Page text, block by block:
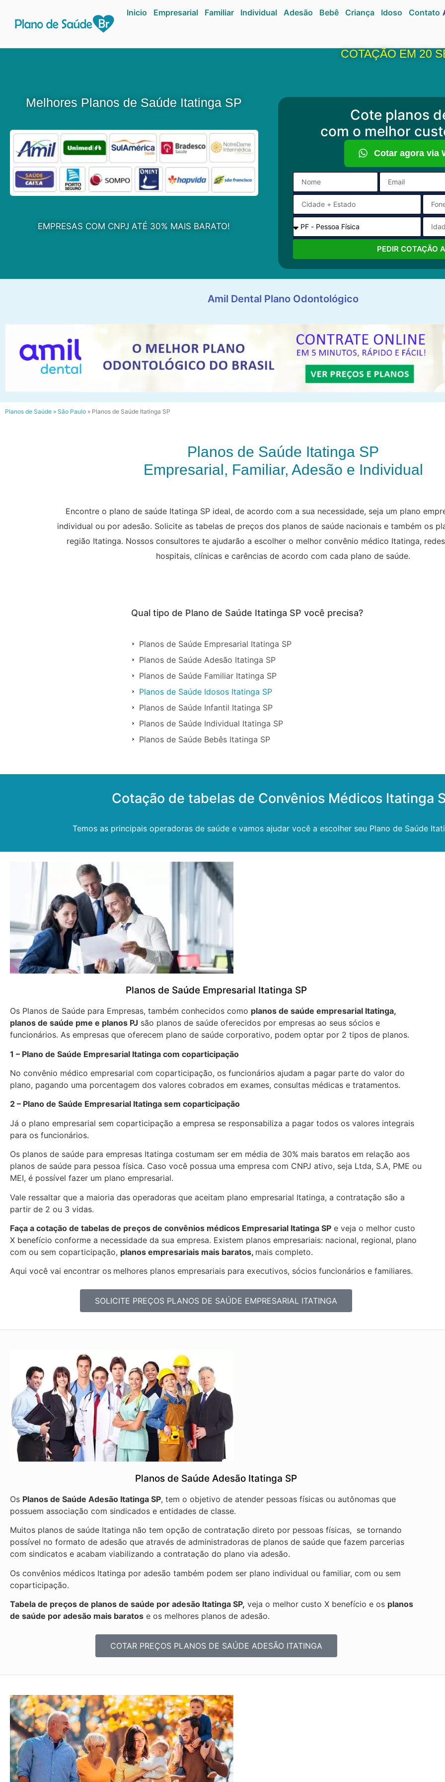
Inicio Empresarial Familiar Individual Adesão Bebê Criança Idoso Contato
Melhores Planos de Saúde Itatinga SP
EMPRESAS COM CNPJ ATÉ 30% MAIS BARATO!
COTAÇÃO EM 20
Cote planos
com o melhor
Cotar agora via
PEDIR COTAÇÃO
Amil Dental Plano Odontológico
Planos de Saúde » São Paulo » Planos de Saúde Itatinga SP
Planos de Saúde Itatinga SP
Empresarial, Familiar, Adesão e Individual
Encontre o plano de saúde Itatinga SP ideal, de acordo com a sua necessidade, seja um plano
individual ou por adesão. Solicite as tabelas de preços dos planos de saúde nacionais e também os
região Itatinga. Nossos consultores te ajudarão a escolher o melhor convênio médico Itatinga,
hospitais, clínicas e carências de acordo com cada plano de saúde.
Qual tipo de Plano de Saúde Itatinga SP você precisa?
Planos de Saúde Empresarial Itatinga SP
Planos de Saúde Adesão Itatinga SP
Planos de Saúde Familiar Itatinga SP
Planos de Saúde Idosos Itatinga SP
Planos de Saúde Infantil Itatinga SP
Planos de Saúde Individual Itatinga SP
Planos de Saúde Bebês Itatinga SP
Cotação de tabelas de Convênios Médicos Itatinga
Temos as principais operadoras de saúde e vamos ajudar você a escolher seu Plano de Saúde
Planos de Saúde Empresarial Itatinga SP
Os Planos de Saúde para Empresas, também conhecidos como planos de saúde empresarial Itatinga,
planos de saúde pme e planos PJ são planos de saúde oferecidos por empresas ao seus sócios e
funcionários. As empresas que oferecem plano de saúde corporativo, podem optar por 2 tipos de planos.
1 – Plano de Saúde Empresarial Itatinga com coparticipação
No convênio médico empresarial com coparticipação, os funcionários ajudam a pagar parte do valor do
plano, pagando uma porcentagem dos valores cobrados em exames, consultas médicas e tratamentos.
2 – Plano de Saúde Empresarial Itatinga sem coparticipação
Já o plano empresarial sem coparticipação a empresa se responsabiliza a pagar todos os valores integrais
para os funcionários.
Os planos de saúde para empresas Itatinga costumam ser em média de 30% mais baratos em relação aos
planos de saúde para pessoa física. Caso você possua uma empresa com CNPJ ativo, seja Ltda, S.A, PME ou
MEI, é possível fazer um plano empresarial.
Vale ressaltar que a maioria das operadoras que aceitam plano empresarial Itatinga, a contratação são a
partir de 2 ou 3 vidas.
Faça a cotação de tabelas de preços de convênios médicos Empresarial Itatinga SP e veja o melhor custo
X benefício conforme a necessidade da sua empresa. Existem planos empresariais: nacional, regional, plano
com ou sem coparticipação, planos empresariais mais baratos, mais completo.
Aqui você vai encontrar os melhores planos empresariais para executivos, sócios funcionários e familiares.
SOLICITE PREÇOS PLANOS DE SAÚDE EMPRESARIAL ITATINGA
Planos de Saúde Adesão Itatinga SP
Os Planos de Saúde Adesão Itatinga SP, tem o objetivo de atender pessoas físicas ou autônomas que
possuem associação com sindicados e entidades de classe.
Muitos planos de saúde Itatinga não tem opção de contratação direto por pessoas físicas, se tornando
possível no formato de adesão que através de administradoras de planos de saúde que fazem parcerias
com sindicatos e acabam viabilizando a contratação do plano via adesão.
Os convênios médicos Itatinga por adesão também podem ser plano individual ou familiar, com ou sem
coparticipação.
Tabela de preços de planos de saúde por adesão Itatinga SP, veja o melhor custo X benefício e os planos
de saúde por adesão mais baratos e os melhores planos de adesão.
COTAR PREÇOS PLANOS DE SAÚDE ADESÃO ITATINGA